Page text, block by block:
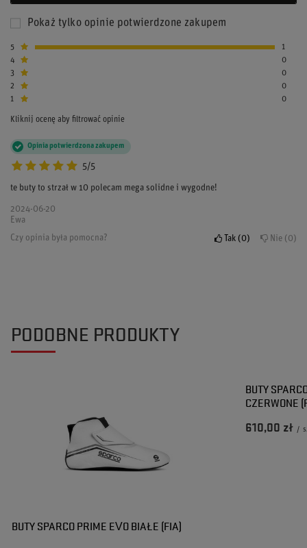
Pokaż tylko opinie potwierdzone zakupem
5
1
4
0
3
0
2
0
1
0
Kliknij ocenę aby filtrować opinie
5/5
Opinia potwierdzona zakupem
te buty to strzał w 10 polecam mega solidne i wygodne!
2024-06-20
Ewa
Czy opinia była pomocna?
Tak 0 Nie 0
PODOBNE PRODUKTY
BUTY SPARCO PRIME EVO BIAŁE (FIA)
BUTY
CZERWONE
610,00 zł /